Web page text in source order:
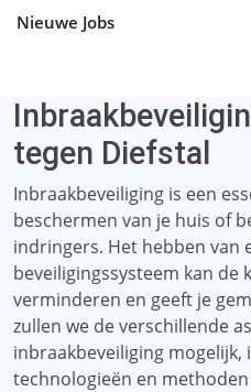
Nieuwe Jobs
tegen Diefstal
Inbraakbeveiliging is een
beschermen van je huis of
indringers. Het hebben van
beveiligingssysteem kan de
verminderen en geeft je
zullen we de verschillende
inbraakbeveiliging mogelijk,
technologieën en